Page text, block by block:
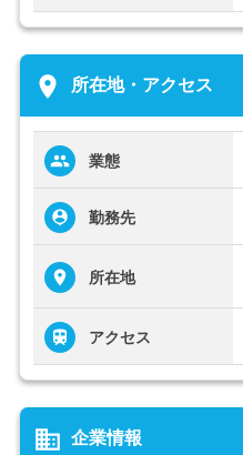
place 所在地・アクセス
業態
勤務先
所在地
アクセス
business 企業情報